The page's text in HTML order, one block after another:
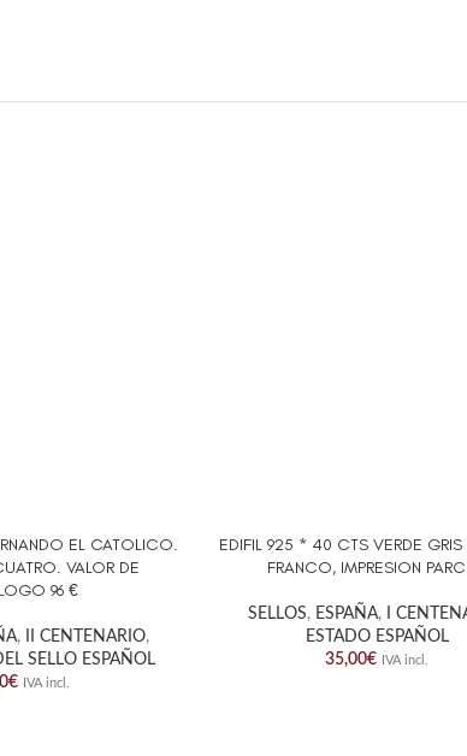
EL CATOLICO.
VALOR DE
96 €
, II CENTENARIO,
SELLO ESPAÑOL
€ IVA incl.
AÑADIR AL CARRITO
EDIFIL 925 * 40 CTS VERDE GRIS
FRANCO, IMPRESION
SELLOS, ESPAÑA, I
ESTADO ESPAÑOL
35,00€ IVA incl.